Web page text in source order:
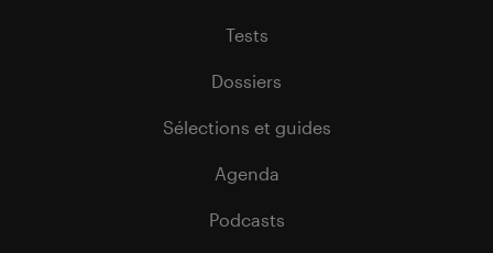
Tests
Dossiers
Sélections et guides
Agenda
Podcasts